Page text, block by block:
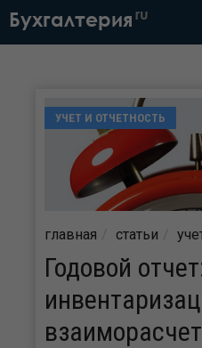
Бухгалтерия ru
УЧЕТ И ОТЧЕТНОСТЬ
главная статьи
Годовой